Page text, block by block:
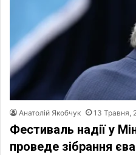
Анатолій Якобчук 13 Травня,
Фестиваль надії у
проведе зібрання